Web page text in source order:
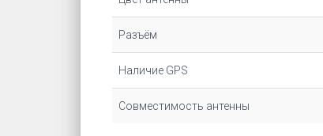
Разъём
Наличие GPS
Совместимость антенны